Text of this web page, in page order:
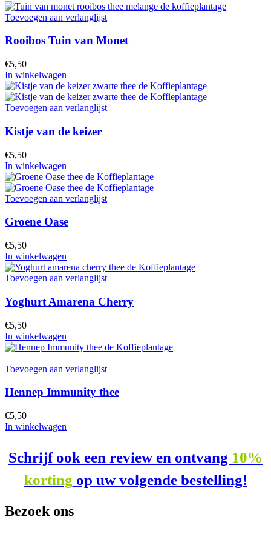
Toevoegen aan verlanglijst
Rooibos Tuin van Monet
€5,50
In winkelwagen
Toevoegen aan verlanglijst
Kistje van de keizer
€5,50
In winkelwagen
Toevoegen aan verlanglijst
Groene Oase
€5,50
In winkelwagen
Toevoegen aan verlanglijst
Yoghurt Amarena Cherry
€5,50
In winkelwagen
Toevoegen aan verlanglijst
Hennep Immunity thee
€5,50
In winkelwagen
Schrijf ook een review en ontvang 10%
korting op uw volgende bestelling!
Bezoek ons